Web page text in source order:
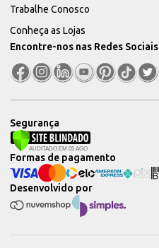
Trabalhe Conosco
Conheça as Lojas
Encontre-nos nas Redes Sociais
Segurança
Desenvolvido por
Formas de pagamento